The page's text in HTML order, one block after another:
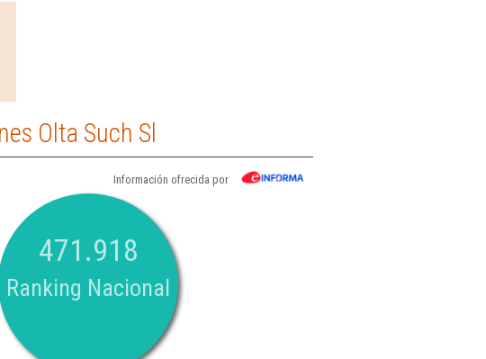
Olta Such Sl
Información ofrecida por
471.918
Ranking Nacional